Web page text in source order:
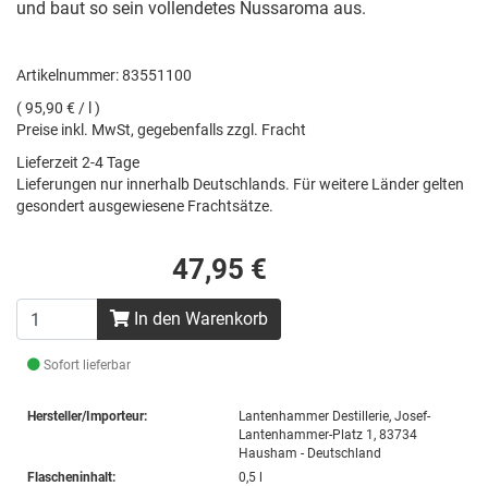
und baut so sein vollendetes Nussaroma aus.
Artikelnummer: 83551100
( 95,90 € / l )
Preise inkl. MwSt, gegebenfalls zzgl. Fracht
Lieferzeit 2-4 Tage
Lieferungen nur innerhalb Deutschlands. Für weitere Länder gelten
gesondert ausgewiesene Frachtsätze.
47,95 €
In den Warenkorb
Sofort lieferbar
Hersteller/Importeur:
Lantenhammer Destillerie, Josef-
Lantenhammer-Platz 1, 83734
Hausham - Deutschland
Flascheninhalt:
0,5 l